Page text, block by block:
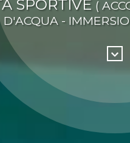
SPORTIVE (
D'ACQUA -